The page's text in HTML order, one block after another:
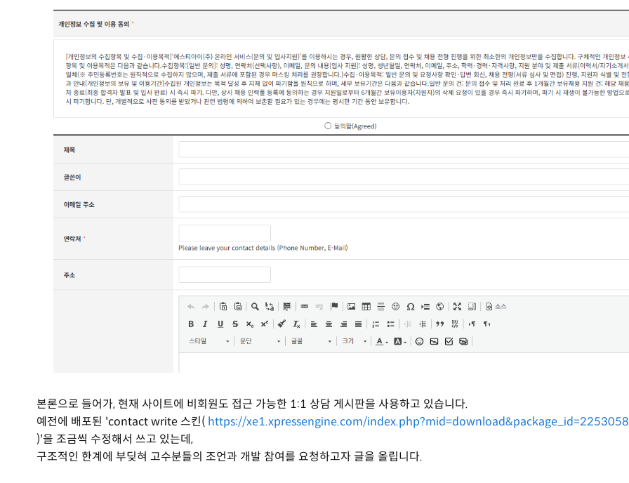
본론으로 들어가, 현재 사이트에 비회원도 접근 가능한 1:1 상담 게시판을 사용하고 있습니다.
예전에 배포된 'contact write 스킨( https://xe1.xpressengine.com/
)'을 조금씩 수정해서 쓰고 있는데,
구조적인 한계에 부딪혀 고수분들의 조언과 개발 참여를 요청하고자 글을 올립니다.